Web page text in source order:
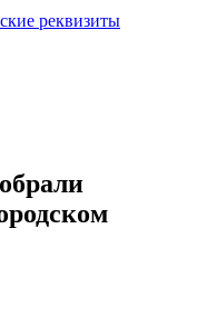
реквизиты